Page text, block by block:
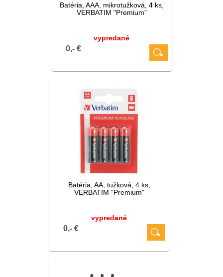
Batéria, AAA, mikrotužková, 4 ks,
VERBATIM "Premium"
vypredané
0,- €
Batéria, AA, tužková, 4 ks,
VERBATIM "Premium"
vypredané
0,- €